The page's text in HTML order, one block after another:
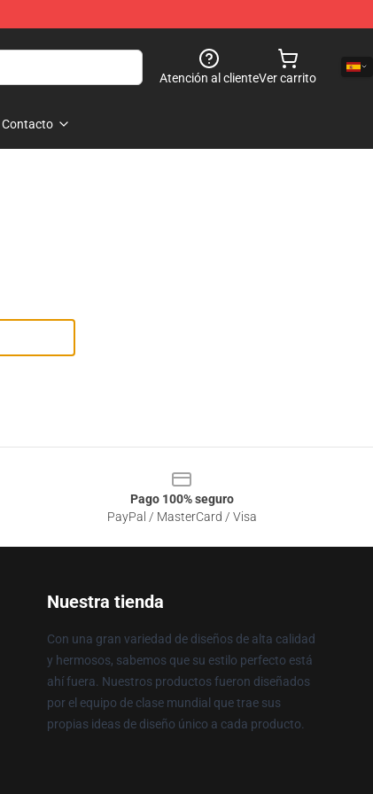
Atención al clienteVer carrito
Contacto
Pago 100% seguro
PayPal / MasterCard / Visa
Nuestra tienda
Con una gran variedad de diseños de alta calidad
y hermosos, sabemos que su estilo perfecto está
ahí fuera. Nuestros productos fueron diseñados
por el equipo de clase mundial que trae sus
propias ideas de diseño único a cada producto.